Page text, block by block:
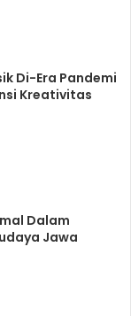
Di-Era Pandemi
Kreativitas
Dalam
Jawa